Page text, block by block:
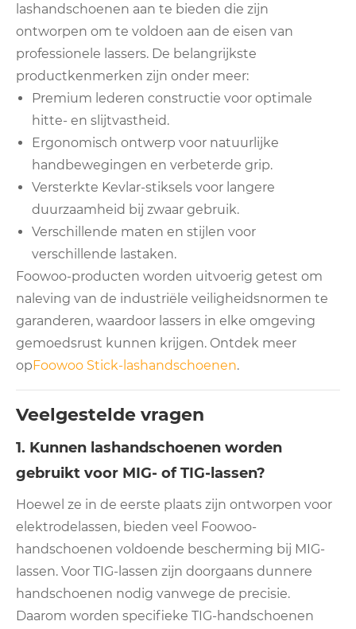
lashandschoenen aan te bieden die zijn
ontworpen om te voldoen aan de eisen van
professionele lassers. De belangrijkste
productkenmerken zijn onder meer:
Premium lederen constructie voor optimale
hitte- en slijtvastheid.
Ergonomisch ontwerp voor natuurlijke
handbewegingen en verbeterde grip.
Versterkte Kevlar-stiksels voor langere
duurzaamheid bij zwaar gebruik.
Verschillende maten en stijlen voor
verschillende lastaken.
Foowoo-producten worden uitvoerig getest om
naleving van de industriële veiligheidsnormen te
garanderen, waardoor lassers in elke omgeving
gemoedsrust kunnen krijgen. Ontdek meer
opFoowoo Stick-lashandschoenen.
Veelgestelde vragen
1. Kunnen lashandschoenen worden
gebruikt voor MIG- of TIG-lassen?
Hoewel ze in de eerste plaats zijn ontworpen voor
elektrodelassen, bieden veel Foowoo-
handschoenen voldoende bescherming bij MIG-
lassen. Voor TIG-lassen zijn doorgaans dunnere
handschoenen nodig vanwege de precisie.
Daarom worden specifieke TIG-handschoenen